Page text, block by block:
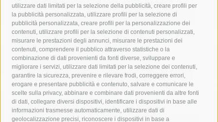
utilizzare dati limitati per la selezione della pubblicità, creare profili per
la pubblicità personalizzata, utilizzare profili per la selezione di
pubblicità personalizzata, creare profili per la personalizzazione dei
contenuti, utilizzare profili per la selezione di contenuti personalizzati,
misurare le prestazioni degli annunci, misurare le prestazioni dei
contenuti, comprendere il pubblico attraverso statistiche o la
combinazione di dati provenienti da fonti diverse, sviluppare e
migliorare i servizi, utilizzare dati limitati per la selezione dei contenuti,
garantire la sicurezza, prevenire e rilevare frodi, correggere errori,
erogare e presentare pubblicità e contenuto, salvare e comunicare le
scelte sulla privacy, abbinare e combinare dati provenienti da altre fonti
di dati, collegare diversi dispositivi, identificare i dispositivi in base alle
informazioni trasmesse automaticamente, utilizzare dati di
geolocalizzazione precisi, riconoscere i dispositivi in base a
area marina protetta di punta campanella
arresto
Asl Napoli 3 sud
capitaneria di porto capri
carabinieri
castellammare di stabia
circumvesuviana
comune di sorrento
concerto
contagi
costiera amalfitana
covid-19 eav
elezioni
fondazione sorrento
gori guardia costiera
incidente
lavori
lorenzo balducelli mare
massa lubrense
massimo coppola
Meta napoli
ordinanza
penisola sorrentina
piano di sorrento polizia municipale